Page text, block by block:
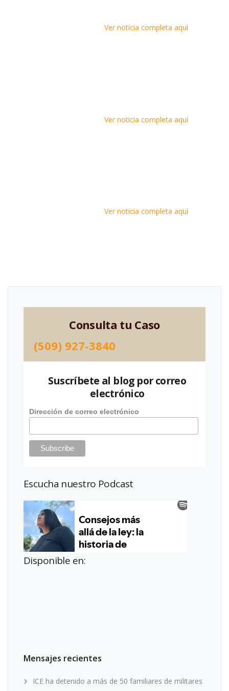
Ver noticia completa aquí
Ver noticia completa aquí
Ver noticia completa aquí
Consulta tu Caso
(509) 927-3840
Suscríbete al blog por correo
electrónico
Dirección de correo electrónico
Escucha nuestro Podcast
Disponible en:
Mensajes recientes
ICE ha detenido a más de 50 familiares de militares